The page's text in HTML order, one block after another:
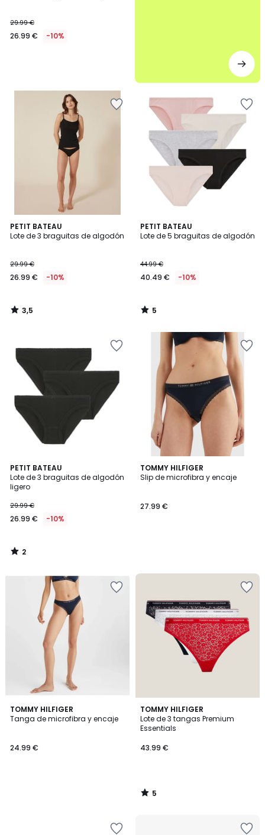
29.99 €
26.99 € -10%
PETIT BATEAU
Lote de 3 braguitas de algodón
29.99 €
26.99 € -10%
3,5
/ 5
3,5
/
PETIT BATEAU
Lote de 5 braguitas de algodón
44.99 €
40.49 € -10%
5
/
5
/
PETIT BATEAU
Lote de 3 braguitas de algodón
ligero
29.99 €
26.99 € -10%
2
/
5
2
/
TOMMY HILFIGER
Slip de microfibra y encaje
27.99 €
TOMMY HILFIGER
Tanga de microfibra y encaje
24.99 €
TOMMY HILFIGER
Lote de 3 tangas Premium
Essentials
43.99 €
5
/
5
5
/